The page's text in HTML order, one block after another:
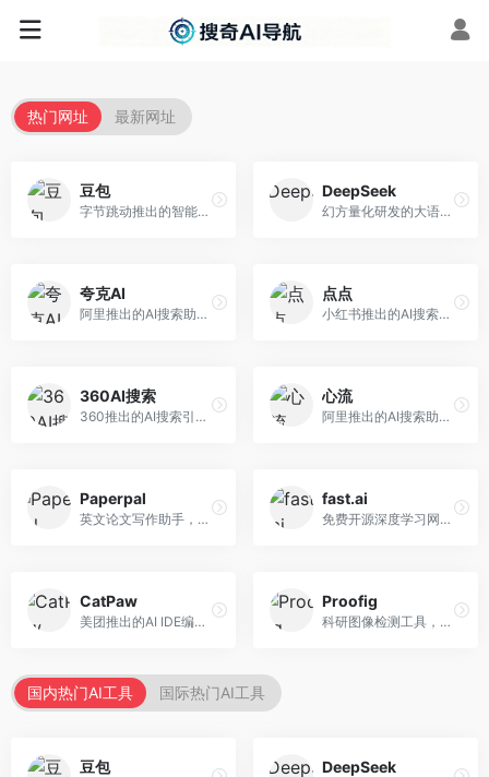
热门网址 最新网址
豆包
字节跳动推出的智能对话助手平台，提供文本创作、知识问答、英语学习等多种AI服务。面向普通用户和内容创作者，支持多轮对话和文件解析，免费使用，响应速度快，中文理解能力强。
DeepSeek
幻方量化研发的大语言模型平台，专注于深度推理和代码生成能力。面向开发者、研究人员和技术爱好者，提供强大的逻辑推理和数学计算功能，开源生态完善，API接口友好。
夸克AI
阿里推出的AI搜索助手，整合搜索与AI功能。面向年轻用户，提供智能搜索、文档处理、学习辅助等服务，与夸克生态深度整合。
点点
小红书推出的AI搜索应用，专注于生活方式内容搜索。面向小红书用户，提供生活攻略、消费决策、内容推荐等服务，生活方式内容丰富。
360AI搜索
360推出的AI搜索引擎，专注于安全智能搜索。面向普通用户，提供智能问答、网页搜索、内容整理等服务，安全防护能力强。
心流
阿里推出的AI搜索助手，专注于智能信息获取。面向普通用户，提供智能搜索、内容整理、知识问答等服务，与阿里生态深度整合。
Paperpal
英文论文写作助手，专注于学术英语润色。面向需要发表国际期刊的研究者，提供语法检查、学术表达优化、格式规范等服务，英语表达地道专业。
fast.ai
免费开源深度学习网站，专注于实用AI教学。面向开发者，提供免费深度学习课程、实战项目、代码库等资源，学习门槛低。
CatPaw
美团推出的AI IDE编程工具，专注于本地开发生态。面向开发者，提供智能代码补全、代码生成、项目管理等服务，本地开发体验好。
Proofig
科研图像检测工具，专注于学术图像完整性验证。面向科研人员，提供图像检测、重复分析、报告生成等服务，学术检测专业。
国内热门AI工具 国际热门AI工具
豆包 DeepSeek